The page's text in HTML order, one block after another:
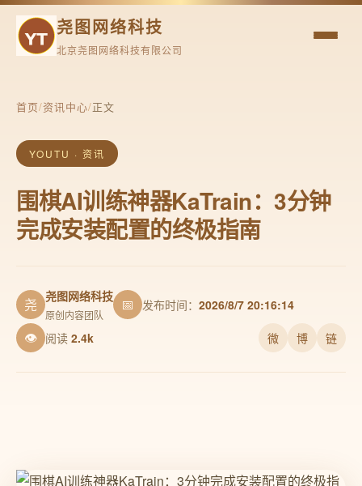
尧图网络科技
北京尧图网络科技有限公司
首页/资讯中心/正文
YOUTU · 资讯
围棋AI训练神器KaTrain：3分钟
完成安装配置的终极指南
尧 尧图网络科技
原创内容团队
📅 发布时间： 2026/8/7 20:16:14
👁 阅读 2.4k 微 博 链